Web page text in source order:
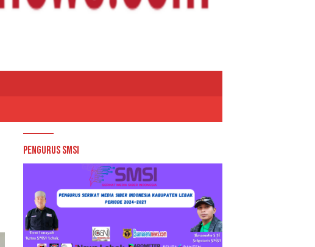
Pengurus SMSI